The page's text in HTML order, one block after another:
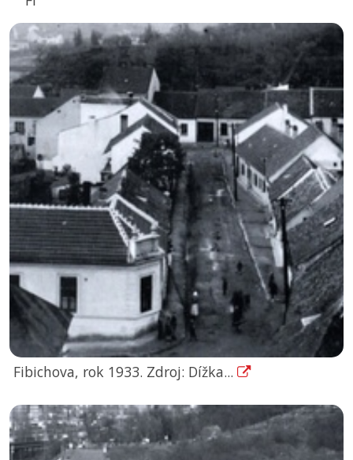
Fibichova, rok 1933. Zdroj: Dížka...